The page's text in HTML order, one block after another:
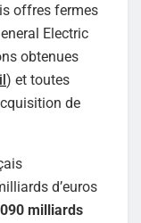
offres fermes
Electric
obtenues
) et toutes
de
d’euros
milliards